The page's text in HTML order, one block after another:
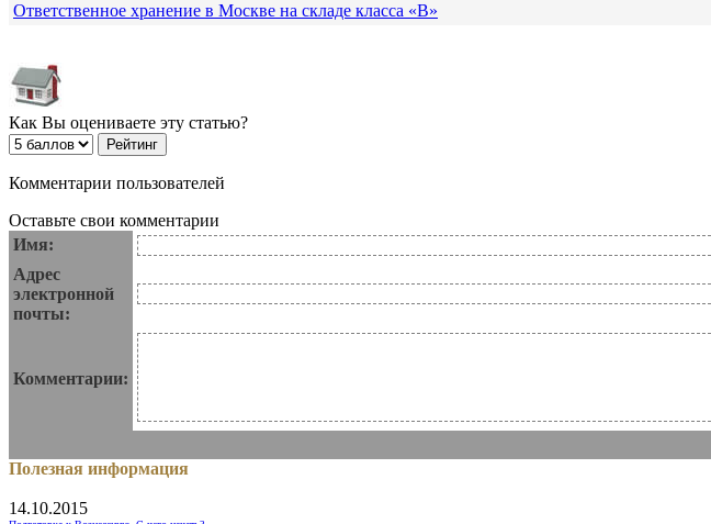
Ответственное хранение в Москве на складе класса «В»
Как Вы оцениваете эту статью?
Комментарии пользователей
Оставьте свои комментарии
Имя:
Адрес
электронной
почты:
Комментарии:
Полезная информация
14.10.2015